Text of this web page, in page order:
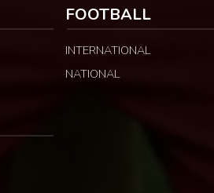
FOOTBALL
INTERNATIONAL
NATIONAL